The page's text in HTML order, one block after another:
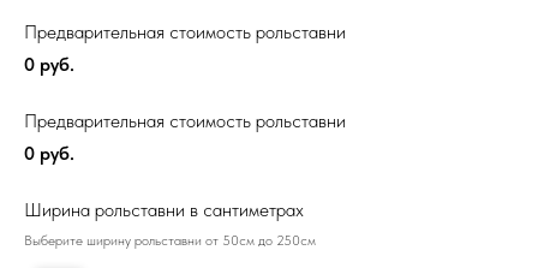
Предварительная стоимость рольставни
0 руб.
Предварительная стоимость рольставни
0 руб.
Ширина рольставни в сантиметрах
Выберите ширину рольставни от 50см до 250см